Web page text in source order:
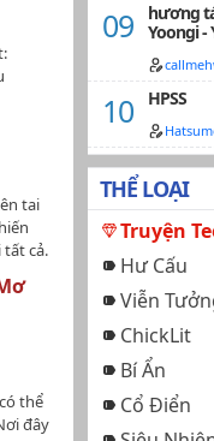
một
chờ,
bạn
ác
ẩn
tai
từng
"đội
tai
cả.
hiện;
bị
thể
đây
hương
Yoongi -
HPSS
THỂ LOẠI
Truyện
Hư Cấu
Viễn
ChickLit
Bí Ẩn
Cổ Điển